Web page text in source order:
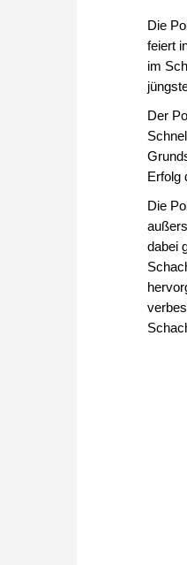
Die
feiert
im
Der
Erfolg
Die
dabei